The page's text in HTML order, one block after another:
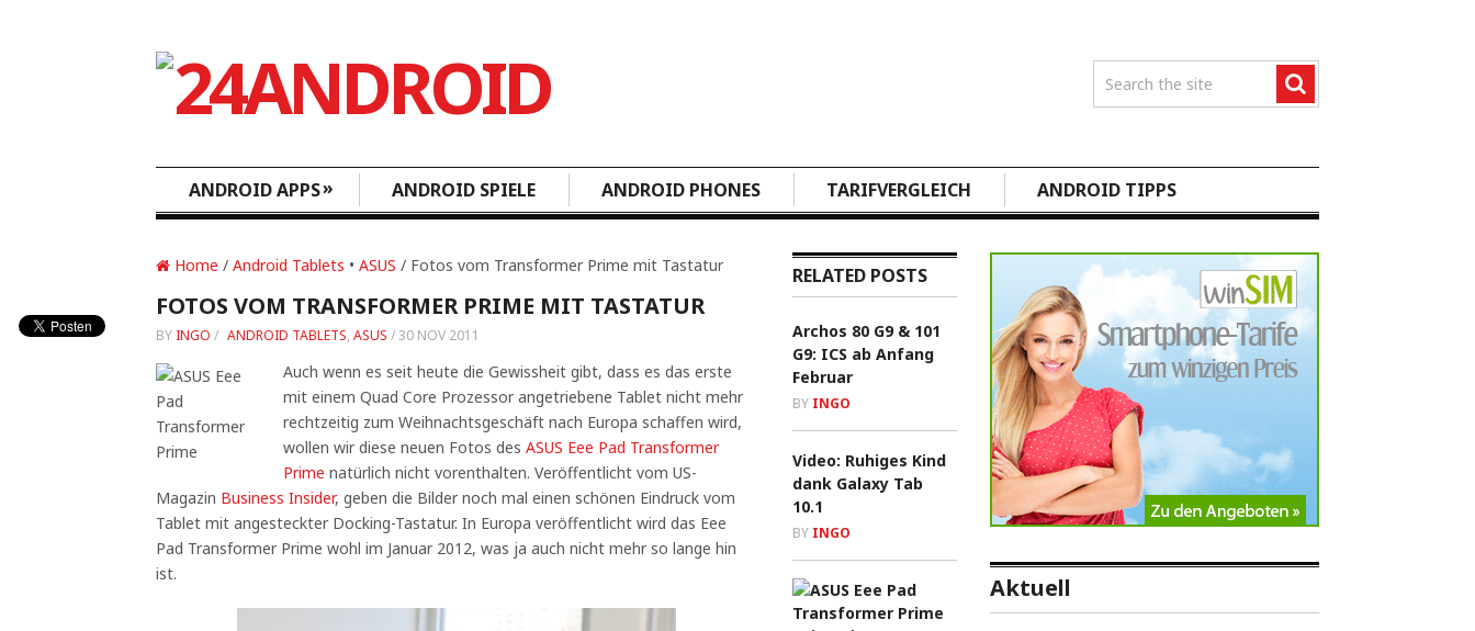
ANDROID APPS» ANDROID SPIELE ANDROID PHONES TARIFVERGLEICH ANDROID TIPPS
Home / Android Tablets • ASUS / Fotos vom Transformer Prime mit Tastatur
FOTOS VOM TRANSFORMER PRIME MIT TASTATUR
BY INGO / ANDROID TABLETS, ASUS /30 NOV 2011
Auch wenn es seit heute die Gewissheit gibt, dass es das erste
mit einem Quad Core Prozessor angetriebene Tablet nicht mehr
rechtzeitig zum Weihnachtsgeschäft nach Europa schaffen wird,
wollen wir diese neuen Fotos des ASUS Eee Pad Transformer
Prime natürlich nicht vorenthalten. Veröffentlicht vom US-
Magazin Business Insider, geben die Bilder noch mal einen schönen Eindruck vom
Tablet mit angesteckter Docking-Tastatur. In Europa veröffentlicht wird das Eee
Pad Transformer Prime wohl im Januar 2012, was ja auch nicht mehr so lange hin
ist.
RELATED POSTS
Archos 80 G9 & 101
G9: ICS ab Anfang
Februar
BY INGO
Video: Ruhiges Kind
dank Galaxy Tab
10.1
BY INGO
Aktuell